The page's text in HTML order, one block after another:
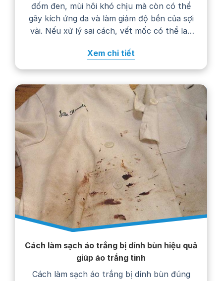
đốm đen, mùi hôi khó chịu mà còn có thể
gây kích ứng da và làm giảm độ bền của sợi
vải. Nếu xử lý sai cách, vết mốc có thể lan
nhanh hư hỏng. Trong bài viết…
Xem chi tiết
Cách làm sạch áo trắng bị dính bùn hiệu quả
giúp áo trắng tinh
Cách làm sạch áo trắng bị dính bùn đúng